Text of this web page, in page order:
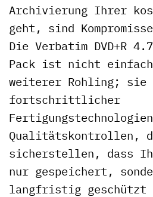
Archivierung Ihrer
geht, sind
Die Verbatim DVD+R
Pack ist nicht
weiterer Rohling; sie
fortschrittlicher
Qualitätskontrollen,
sicherstellen, dass
nur gespeichert,
langfristig geschützt